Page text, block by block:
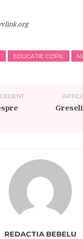
EDUCATIE COPIL
REDACTIA BEBELU